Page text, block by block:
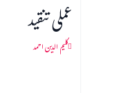
عملی تنقید
کلیم الدین احمد